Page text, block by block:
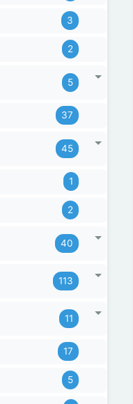
3
2
5
37
45
1
2
40
113
11
17
5